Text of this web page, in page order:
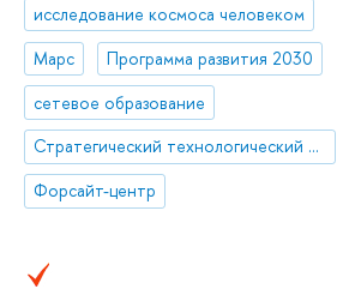
исследование космоса человеком
Марс
Программа развития 2030
сетевое образование
Стратегический технологический проект «Национальный центр социально-экономического и научно-технологического прогнозирования»
Форсайт-центр